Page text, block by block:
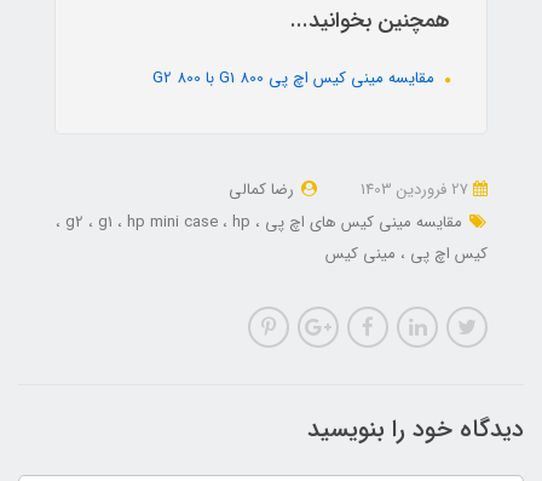
همچنین بخوانید...
مقایسه مینی کیس اچ پی 800 G1 با 800 G2
رضا کمالی
مقایسه مینی کیس های اچ پی
g2 g1 hp mini case
hp
کیس اچ پی
مینی کیس
دیدگاه خود را بنویسید